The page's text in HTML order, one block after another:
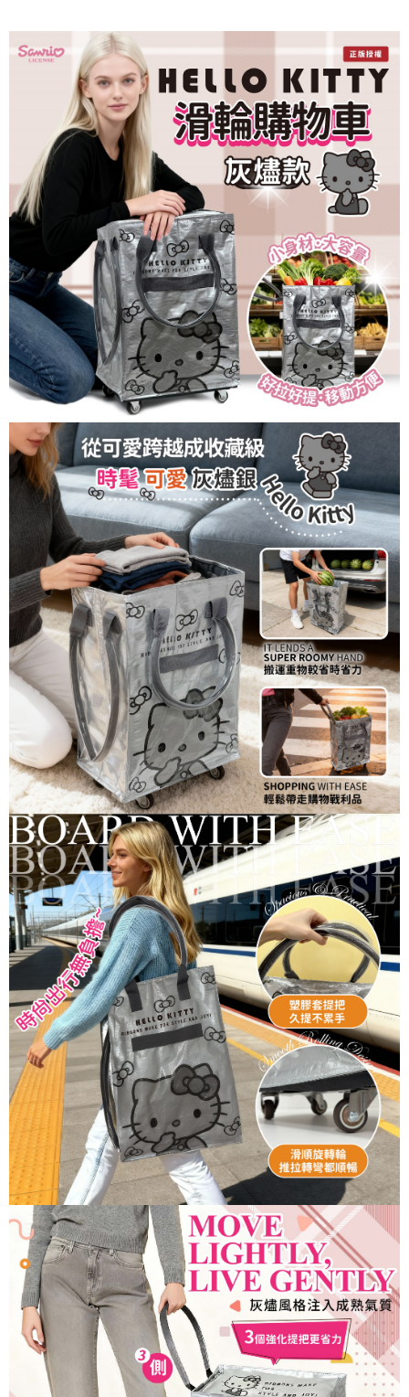
請求用戶進行身份認證。
５．嚴禁一人註冊多個帳號或使用他人資訊註冊。若發現惡意使用之情形，
恩沛科技股份有限公司將有權停止該用戶之使用額度並採取法律行動。